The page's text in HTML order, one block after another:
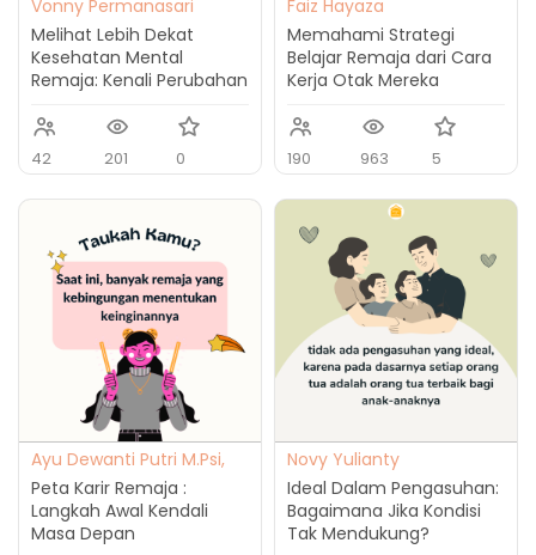
Vonny Permanasari
Simon, M.Psi., Psikolog
Melihat Lebih Dekat
Kesehatan Mental
Remaja: Kenali Perubahan
42 201 0
Faiz Hayaza
Memahami Strategi
Belajar Remaja dari Cara
Kerja Otak Mereka
190 963 5
Ayu Dewanti Putri M.Psi,
Psikolog
Peta Karir Remaja :
Langkah Awal Kendali
Masa Depan
Novy Yulianty
Ideal Dalam Pengasuhan:
Bagaimana Jika Kondisi
Tak Mendukung?